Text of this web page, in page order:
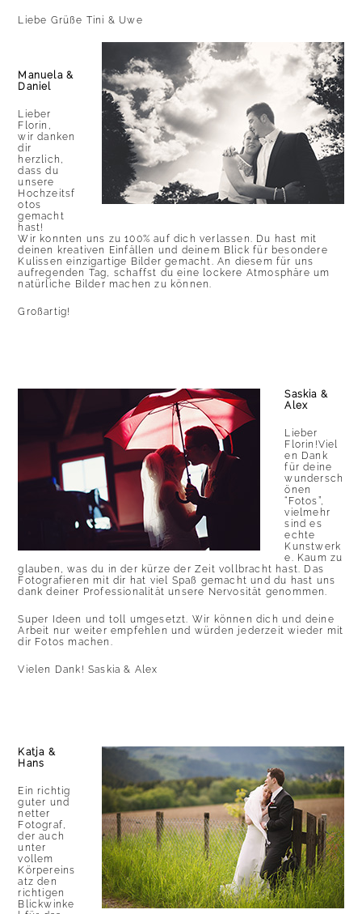
Liebe Grüße Tini & Uwe
Manuela &
Daniel
Lieber
Florin,
wir danken
dir
herzlich,
dass du
unsere
Hochzeitsf
otos
gemacht
hast!
Wir konnten uns zu 100% auf dich verlassen. Du hast mit
deinen kreativen Einfällen und deinem Blick für besondere
Kulissen einzigartige Bilder gemacht. An diesem für uns
aufregenden Tag, schaffst du eine lockere Atmosphäre um
natürliche Bilder machen zu können.
Großartig!
Saskia &
Alex
Lieber
Florin!Viel
en Dank
für deine
wundersch
önen
“Fotos”,
vielmehr
sind es
echte
Kunstwerk
e. Kaum zu
glauben, was du in der kürze der Zeit vollbracht hast. Das
Fotografieren mit dir hat viel Spaß gemacht und du hast uns
dank deiner Professionalität unsere Nervosität genommen.
Super Ideen und toll umgesetzt. Wir können dich und deine
Arbeit nur weiter empfehlen und würden jederzeit wieder mit
dir Fotos machen.
Vielen Dank! Saskia & Alex
Katja &
Hans
Ein richtig
guter und
netter
Fotograf,
der auch
unter
vollem
Körpereins
atz den
richtigen
Blickwinke